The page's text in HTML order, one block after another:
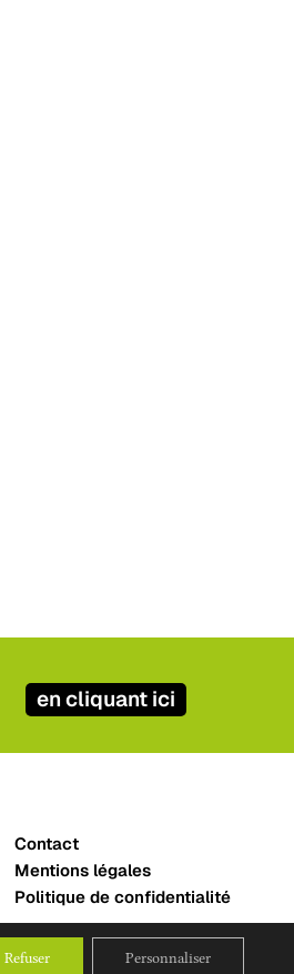
en cliquant ici
Contact
Mentions légales
Politique de confidentialité
Refuser Personnaliser